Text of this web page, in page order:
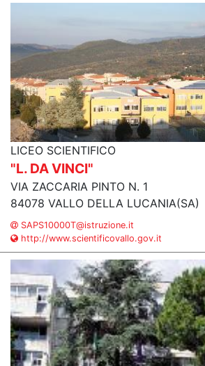
LICEO SCIENTIFICO
"L. DA VINCI"
VIA ZACCARIA PINTO N. 1
84078 VALLO DELLA LUCANIA(SA)
SAPS10000T@istruzione.it
http://www.scientificovallo.gov.it